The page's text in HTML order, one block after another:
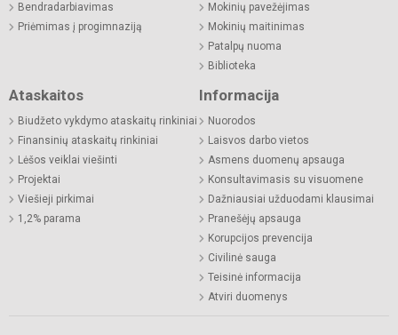
Bendradarbiavimas
Priėmimas į progimnaziją
Mokinių pavežėjimas
Mokinių maitinimas
Patalpų nuoma
Biblioteka
Ataskaitos
Biudžeto vykdymo ataskaitų rinkiniai
Finansinių ataskaitų rinkiniai
Lėšos veiklai viešinti
Projektai
Viešieji pirkimai
1,2% parama
Informacija
Nuorodos
Laisvos darbo vietos
Asmens duomenų apsauga
Konsultavimasis su visuomene
Dažniausiai užduodami klausimai
Pranešėjų apsauga
Korupcijos prevencija
Civilinė sauga
Teisinė informacija
Atviri duomenys